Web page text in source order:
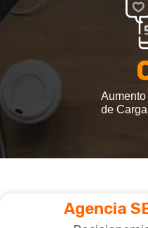
de Carga
Agencia